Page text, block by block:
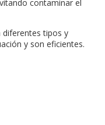
contaminar el
diferentes tipos y
y son eficientes.